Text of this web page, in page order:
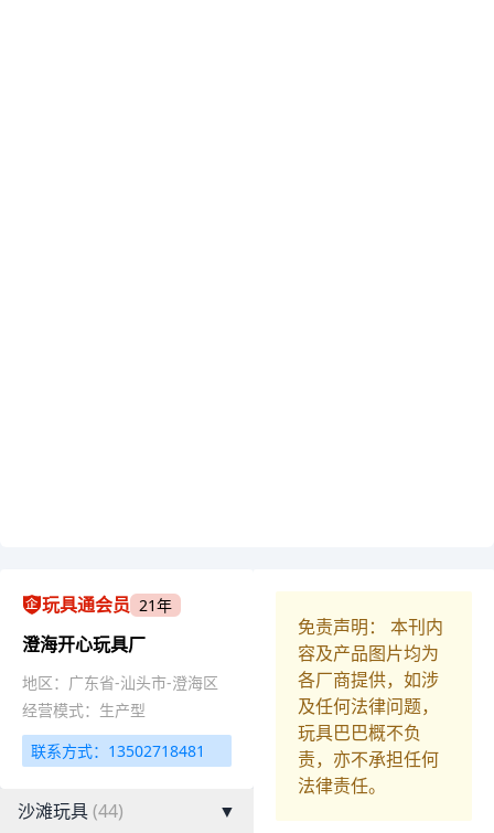
玩具通会员 21年
澄海开心玩具厂
地区：广东省-汕头市-澄海区
经营模式：生产型
联系方式：13502718481
沙滩玩具(44)
▼
免责声明： 本刊内
容及产品图片均为
各厂商提供，如涉
及任何法律问题，
玩具巴巴概不负
责，亦不承担任何
法律责任。